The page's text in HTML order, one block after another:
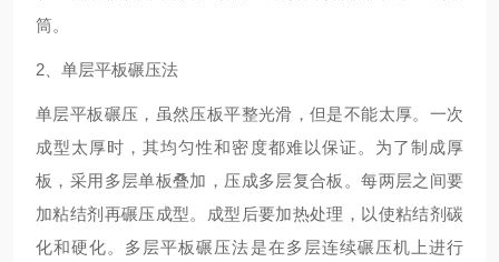
筒。
2、单层平板碾压法
单层平板碾压，虽然压板平整光滑，但是不能太厚。一次
成型太厚时，其均匀性和密度都难以保证。为了制成厚
板，采用多层单板叠加，压成多层复合板。每两层之间要
加粘结剂再碾压成型。成型后要加热处理，以使粘结剂碳
化和硬化。多层平板碾压法是在多层连续碾压机上进行